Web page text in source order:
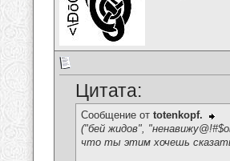
Цитата:
Сообщение от totenkopf.
("бей жидов",
что ты этим хочешь